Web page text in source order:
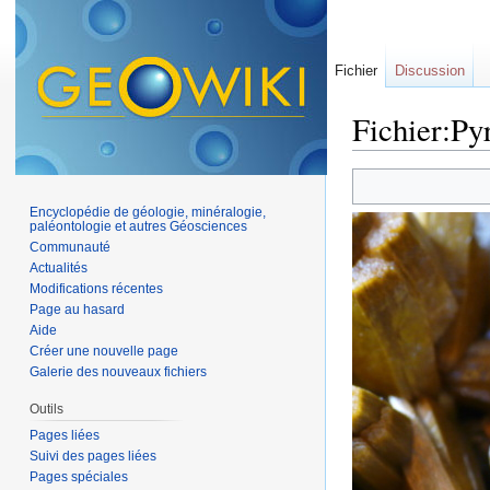
Fichier Discussion
Encyclopédie de géologie, minéralogie,
paléontologie et autres Géosciences
Communauté
Actualités
Modifications récentes
Page au hasard
Aide
Créer une nouvelle page
Galerie des nouveaux fichiers
Outils
Pages liées
Suivi des pages liées
Pages spéciales